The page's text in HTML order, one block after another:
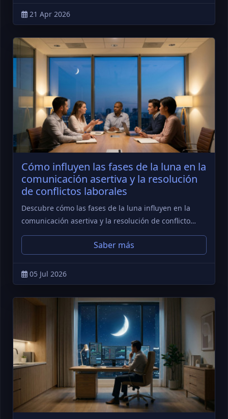
21 Apr 2026
Cómo influyen las fases de la luna en la
comunicación asertiva y la resolución
de conflictos laborales
Descubre cómo las fases de la luna influyen en la
comunicación asertiva y la resolución de conflicto…
Saber más
05 Jul 2026